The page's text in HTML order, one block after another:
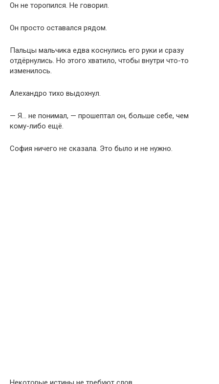
Он не торопился. Не говорил.
Он просто оставался рядом.
Пальцы мальчика едва коснулись его руки и сразу
отдёрнулись. Но этого хватило, чтобы внутри что-то
изменилось.
Алехандро тихо выдохнул.
— Я… не понимал, — прошептал он, больше себе, чем
кому-либо ещё.
София ничего не сказала. Это было и не нужно.